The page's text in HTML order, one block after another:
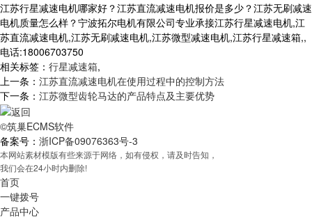
江苏行星减速电机哪家好？江苏直流减速电机报价是多少？江苏无刷减速
电机质量怎么样？宁波拓尔电机有限公司专业承接江苏行星减速电机,江
苏直流减速电机,江苏无刷减速电机,江苏微型减速电机,江苏行星减速箱,,
电话:18006703750
相关标签： 行星减速箱,
上一条： 江苏直流减速电机在使用过程中的控制方法
下一条： 江苏微型齿轮马达的产品特点及主要优势
©筑巢ECMS软件
备案号： 浙ICP备09076363号-3
本网站素材模版有些来源于网络，如有侵权，请及时告知，
我们会在24小时内删除!
首页
一键拨号
产品中心